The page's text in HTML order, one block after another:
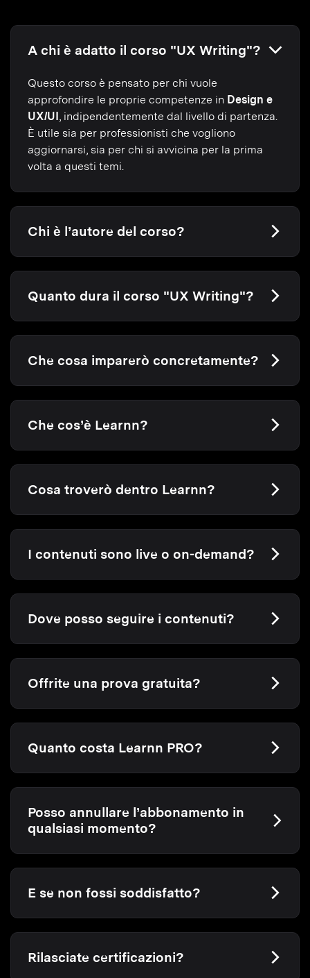
A chi è adatto il corso "UX Writing"?
Questo corso è pensato per chi vuole
approfondire le proprie competenze in Design e
UX/UI , indipendentemente dal livello di partenza.
È utile sia per professionisti che vogliono
aggiornarsi, sia per chi si avvicina per la prima
volta a questi temi.
Chi è l’autore del corso?
Quanto dura il corso "UX Writing"?
Che cosa imparerò concretamente?
Che cos’è Learnn?
Cosa troverò dentro Learnn?
I contenuti sono live o on-demand?
Dove posso seguire i contenuti?
Offrite una prova gratuita?
Quanto costa Learnn PRO?
Posso annullare l’abbonamento in
qualsiasi momento?
E se non fossi soddisfatto?
Rilasciate certificazioni?